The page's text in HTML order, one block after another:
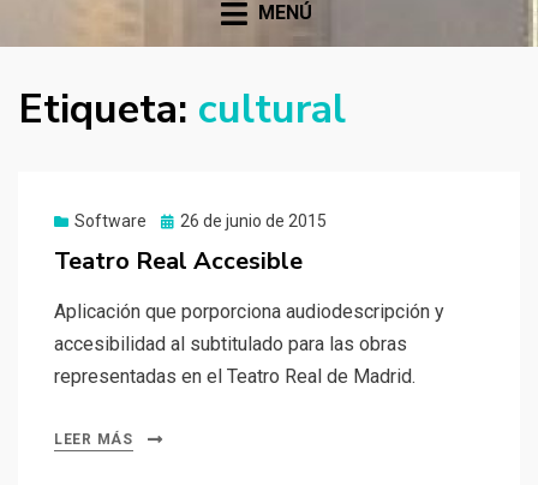
MENÚ
Etiqueta: cultural
Software
Publicado
26 de junio de 2015
Teatro Real Accesible
Aplicación que porporciona audiodescripción y
accesibilidad al subtitulado para las obras
representadas en el Teatro Real de Madrid.
LEER MÁS